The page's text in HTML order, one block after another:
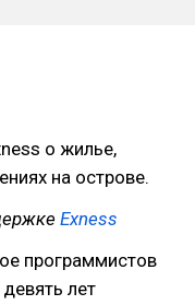
о жилье,
на острове.
Exness
программистов
лет